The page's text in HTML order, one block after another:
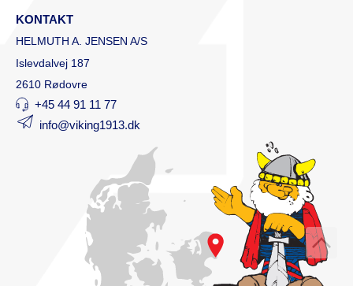
KONTAKT
HELMUTH A. JENSEN A/S
Islevdalvej 187
2610 Rødovre
+45 44 91 11 77
info@viking1913.dk